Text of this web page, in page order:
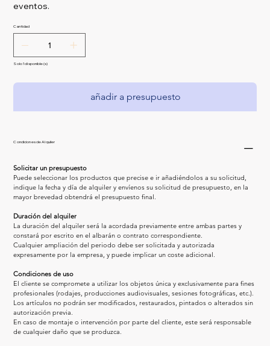
eventos.
Cantidad
Solo 1 disponible(s)
añadir a presupuesto
Condiciones de Alquiler
Solicitar un presupuesto
Puede seleccionar los productos que precise e ir añadiéndolos a su solicitud,
indique la fecha y día de alquiler y envíenos su solicitud de presupuesto, en la
mayor brevedad obtendrá el presupuesto final.
Duración del alquiler
La duración del alquiler será la acordada previamente entre ambas partes y
constará por escrito en el albarán o contrato correspondiente.
Cualquier ampliación del periodo debe ser solicitada y autorizada
expresamente por la empresa, y puede implicar un coste adicional.
Condiciones de uso
El cliente se compromete a utilizar los objetos única y exclusivamente para fines
profesionales (rodajes, producciones audiovisuales, sesiones fotográficas, etc.).
Los artículos no podrán ser modificados, restaurados, pintados o alterados sin
autorización previa.
En caso de montaje o intervención por parte del cliente, este será responsable
de cualquier daño que se produzca.